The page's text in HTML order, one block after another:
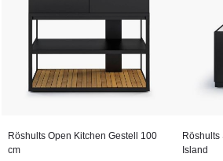
Röshults Open Kitchen Gestell 100
cm
Röshults
Island